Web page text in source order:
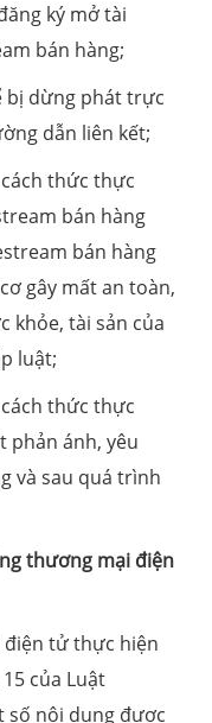
ký mở tài
bán hàng;
bị dừng phát trực
dẫn liên kết;
thức thực
bán hàng
bán hàng
gây mất an toàn,
khỏe, tài sản của
luật;
thức thực
phản ánh, yêu
và sau quá trình
thương mại điện
điện tử thực hiện
của Luật
nội dung được